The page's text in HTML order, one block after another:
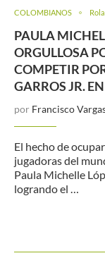
COLOMBIANOS
PAULA
ORGULLOSA
COMPETIR
GARROS JR.
por Francisco
El hecho de
jugadoras del
Paula Michelle
logrando el …